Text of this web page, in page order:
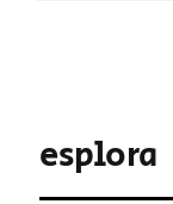
esplora